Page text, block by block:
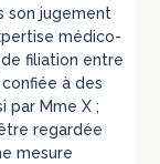
son jugement
médico-
filiation entre
à des
par Mme X ;
regardée
mesure